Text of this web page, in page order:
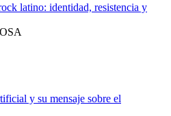
latino: identidad, resistencia y
y su mensaje sobre el